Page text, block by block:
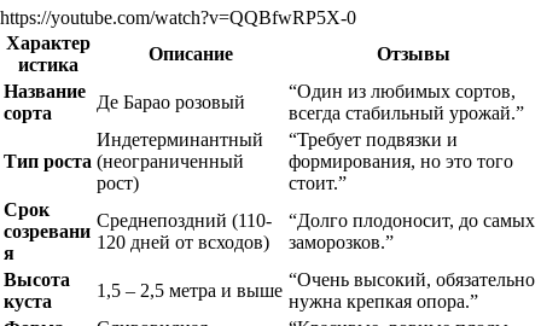
https://youtube.com/watch?v=QQBfwRP5X-0
Характер
истика
Описание
Отзывы
Название
сорта
Де Барао розовый
“Один из любимых сортов,
всегда стабильный урожай.”
Тип роста
Индетерминантный
(неограниченный
рост)
“Требует подвязки и
формирования, но это того
стоит.”
Срок
созревани
я
Среднепоздний (110-
120 дней от всходов)
“Долго плодоносит, до самых
заморозков.”
Высота
куста
1,5 – 2,5 метра и выше
“Очень высокий, обязательно
нужна крепкая опора.”